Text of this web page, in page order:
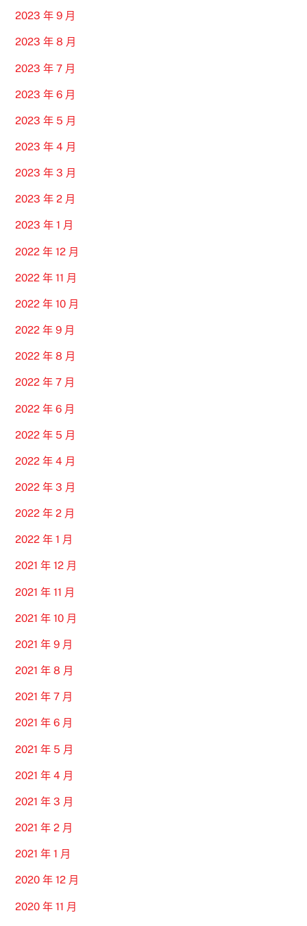
2023 年 9 月
2023 年 8 月
2023 年 7 月
2023 年 6 月
2023 年 5 月
2023 年 4 月
2023 年 3 月
2023 年 2 月
2023 年 1 月
2022 年 12 月
2022 年 11 月
2022 年 10 月
2022 年 9 月
2022 年 8 月
2022 年 7 月
2022 年 6 月
2022 年 5 月
2022 年 4 月
2022 年 3 月
2022 年 2 月
2022 年 1 月
2021 年 12 月
2021 年 11 月
2021 年 10 月
2021 年 9 月
2021 年 8 月
2021 年 7 月
2021 年 6 月
2021 年 5 月
2021 年 4 月
2021 年 3 月
2021 年 2 月
2021 年 1 月
2020 年 12 月
2020 年 11 月